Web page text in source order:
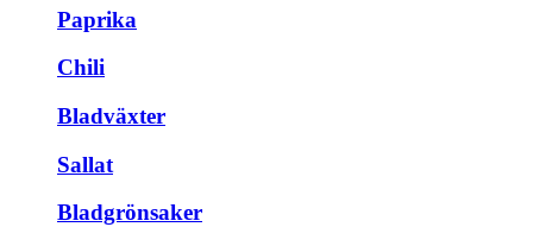
Paprika
Chili
Bladväxter
Sallat
Bladgrönsaker